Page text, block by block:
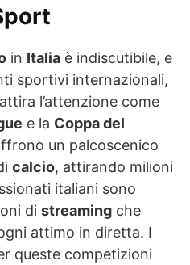
in Italia è indiscutibile, e
sportivi internazionali,
l’attenzione come
e la Coppa del
un palcoscenico
calcio, attirando milioni
italiani sono
di streaming che
attimo in diretta. I
queste competizioni